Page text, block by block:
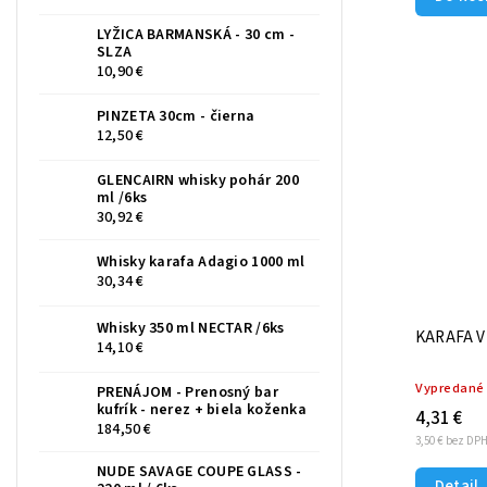
LYŽICA BARMANSKÁ - 30 cm -
SLZA
10,90 €
PINZETA 30cm - čierna
12,50 €
GLENCAIRN whisky pohár 200
ml /6ks
30,92 €
Whisky karafa Adagio 1000 ml
30,34 €
Whisky 350 ml NECTAR /6ks
14,10 €
PRENÁJOM - Prenosný bar
kufrík - nerez + biela koženka
184,50 €
NUDE SAVAGE COUPE GLASS -
KARAFA
Vypredané
3,50 € bez DPH
4,31 €